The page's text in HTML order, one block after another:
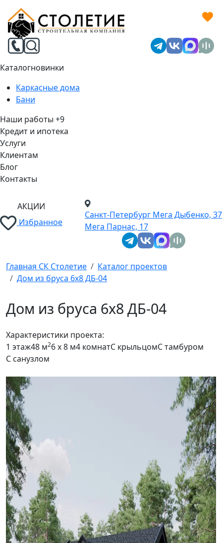
Каталогновинки
Каркасные дома
Бани
Наши работы +9
Кредит и ипотека
Услуги
Клиентам
Блог
Контакты
АКЦИИ
Избранное
Санкт-Петербург Мега Дыбенко, 37
Мега Парнас, 17
Главная СК Столетие
Каталог проектов
Дом из бруса 6x8 ДБ-04
Дом из бруса 6x8 ДБ-04
Характеристики проекта:
1 этаж48 м26 x 8 м4 комнатС крыльцомС тамбуром
С санузлом